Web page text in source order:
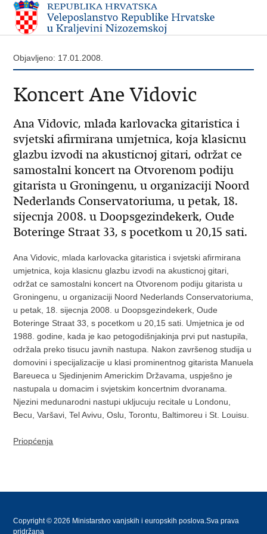
Objavljeno: 17.01.2008.
Koncert Ane Vidovic
Ana Vidovic, mlada karlovacka gitaristica i
svjetski afirmirana umjetnica, koja klasicnu
glazbu izvodi na akusticnoj gitari, održat ce
samostalni koncert na Otvorenom podiju
gitarista u Groningenu, u organizaciji Noord
Nederlands Conservatoriuma, u petak, 18.
sijecnja 2008. u Doopsgezindekerk, Oude
Boteringe Straat 33, s pocetkom u 20,15 sati.
Ana Vidovic, mlada karlovacka gitaristica i svjetski afirmirana
umjetnica, koja klasicnu glazbu izvodi na akusticnoj gitari,
održat ce samostalni koncert na Otvorenom podiju gitarista u
Groningenu, u organizaciji Noord Nederlands Conservatoriuma,
u petak, 18. sijecnja 2008. u Doopsgezindekerk, Oude
Boteringe Straat 33, s pocetkom u 20,15 sati. Umjetnica je od
1988. godine, kada je kao petogodišnjakinja prvi put nastupila,
održala preko tisucu javnih nastupa. Nakon završenog studija u
domovini i specijalizacije u klasi prominentnog gitarista Manuela
Bareueca u Sjedinjenim Americkim Državama, uspješno je
nastupala u domacim i svjetskim koncertnim dvoranama.
Njezini medunarodni nastupi ukljucuju recitale u Londonu,
Becu, Varšavi, Tel Avivu, Oslu, Torontu, Baltimoreu i St. Louisu.
Priopćenja
Copyright © 2026 Ministarstvo vanjskih i europskih poslova.Sva prava
pridržana